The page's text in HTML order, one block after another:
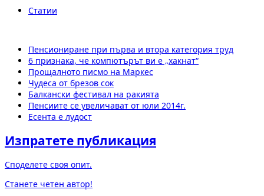
Статии
Пенсиониране при първа и втора категория труд
6 признака, че компютърът ви е „хакнат“
Прощалното писмо на Маркес
Чудеса от брезов сок
Балкански фестивал на ракията
Пенсиите се увеличават от юли 2014г.
Есента е лудост
Изпратете публикация
Споделете своя опит.
Станете четен автор!